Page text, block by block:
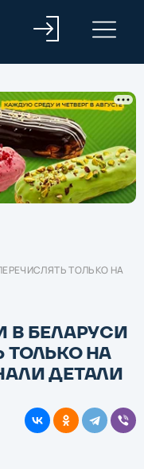
ТОЛЬКО НА
В БЕЛАРУСИ
ТОЛЬКО НА
ДЕТАЛИ